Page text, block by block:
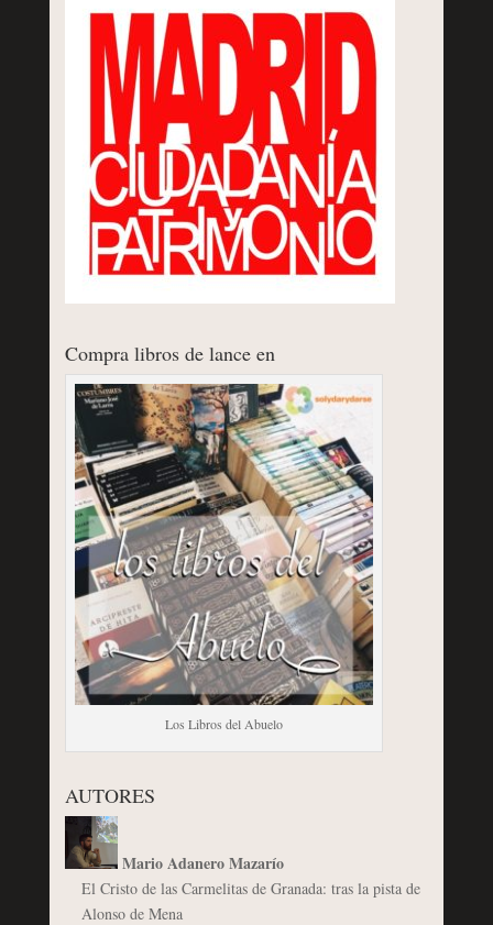
Compra libros de lance en
Los Libros del Abuelo
AUTORES
Mario Adanero Mazarío
El Cristo de las Carmelitas de Granada: tras la pista de
Alonso de Mena